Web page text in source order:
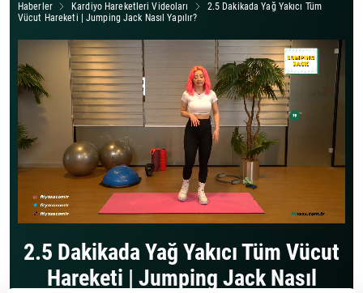
Haberler Kardiyo Hareketleri Videoları
2.5 Dakikada Yağ Yakıcı Tüm
Vücut Hareketi | Jumping Jack Nasıl Yapılır?
2.5 Dakikada Yağ Yakıcı Tüm Vücut
Hareketi | Jumping Jack Nasıl